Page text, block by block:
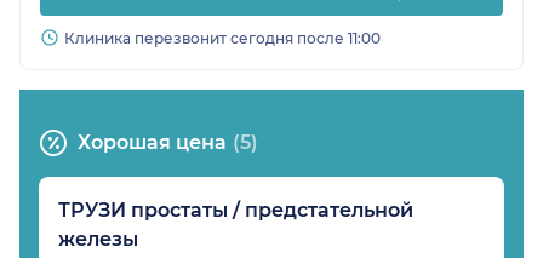
Клиника перезвонит сегодня после 11:00
Хорошая цена (5)
ТРУЗИ простаты / предстательной
железы